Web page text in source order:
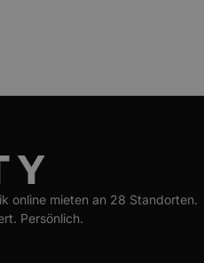
online mieten an 28 Standorten.
Persönlich.